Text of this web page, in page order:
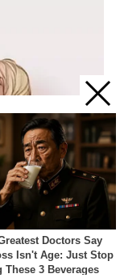
a vă îmbunătăți
cu asta dacă
ACCEPT